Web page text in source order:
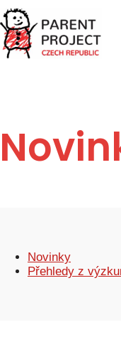
Novinky
Přehledy z